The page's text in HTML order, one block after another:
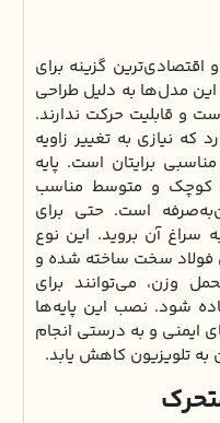
اقتصادی‌ترین گزینه برای
مدل‌ها به دلیل طراحی
و قابلیت حرکت ندارند.
که نیازی به تغییر زاویه
برایتان است. پایه
کوچک و متوسط مناسب
است. حتی برای
سراغ آن بروید. این نوع
فولاد سخت ساخته شده و
وزن، می‌توانند برای
105 اینچ استفاده شود. نصب این پایه‌ها
ایمنی و به درستی انجام
تلویزیون کاهش یابد.